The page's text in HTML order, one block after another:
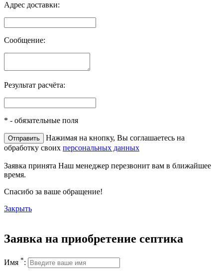
Адрес доставки:
Сообщение:
Результат расчёта:
* - обязательные поля
Нажимая на кнопку, Вы соглашаетесь на
обработку своих персональных данных
Заявка принята Наш менеджер перезвонит вам в ближайшее
время.
Спасибо за ваше обращение!
Закрыть
Заявка на приобретение септика
Имя *: